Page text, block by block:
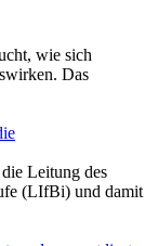
wie sich
Das
Leitung des
(LIfBi) und damit